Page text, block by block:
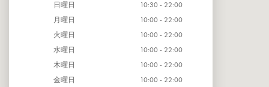
日曜日
10:30 - 22:00
月曜日
10:00 - 22:00
火曜日
10:00 - 22:00
水曜日
10:00 - 22:00
木曜日
10:00 - 22:00
金曜日
10:00 - 22:00